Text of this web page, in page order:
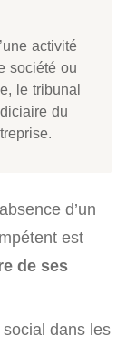
activité
société ou
le tribunal
du
d’un
est
de ses
dans les